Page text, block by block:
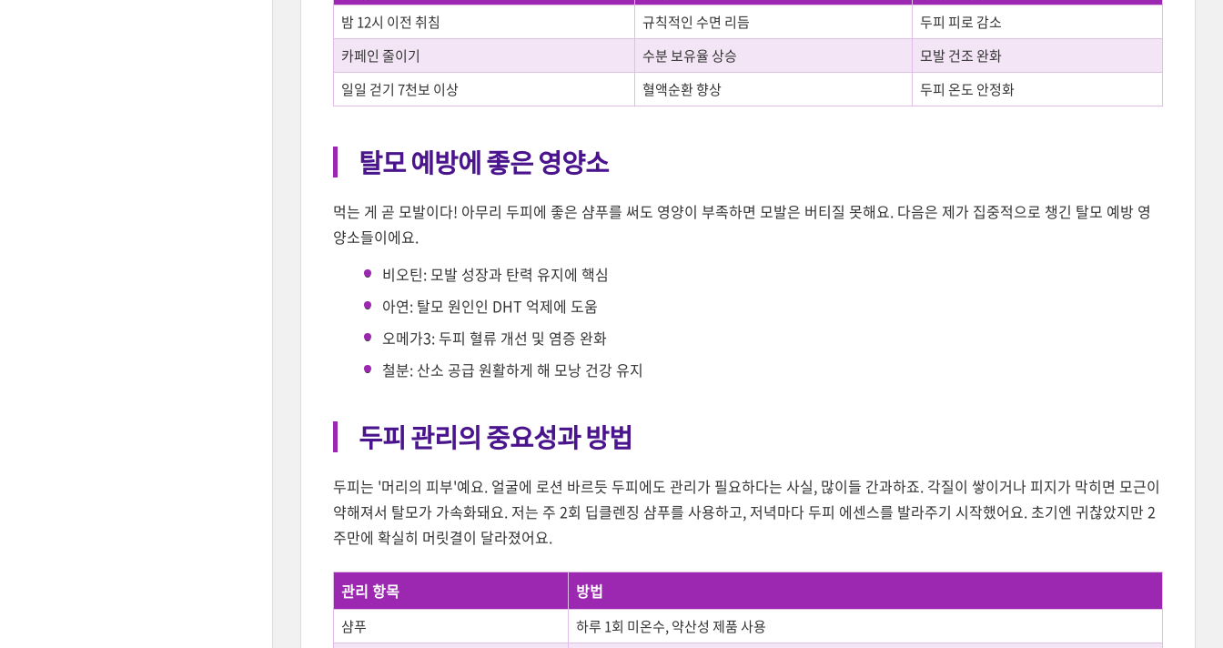
밤 12시 이전 취침 규칙적인 수면 리듬
두피 피로 감소
카페인 줄이기
수분 보유율 상승
모발 건조 완화
일일 걷기 7천보 이상
혈액순환 향상 두피 온도 안정화
탈모 예방에 좋은 영양소
먹는 게 곧 모발이다! 아무리 두피에 좋은 샴푸를 써도 영양이 부족하면 모발은 버티질 못해요. 다음은 제가 집중적으로 챙긴 탈모 예방 영
양소들이에요.
비오틴: 모발 성장과 탄력 유지에 핵심
아연: 탈모 원인인 DHT 억제에 도움
오메가3: 두피 혈류 개선 및 염증 완화
철분: 산소 공급 원활하게 해 모낭 건강 유지
두피 관리의 중요성과 방법
두피는 '머리의 피부'예요. 얼굴에 로션 바르듯 두피에도 관리가 필요하다는 사실, 많이들 간과하죠. 각질이 쌓이거나 피지가 막히면 모근이
약해져서 탈모가 가속화돼요. 저는 주 2회 딥클렌징 샴푸를 사용하고, 저녁마다 두피 에센스를 발라주기 시작했어요. 초기엔 귀찮았지만 2
주만에 확실히 머릿결이 달라졌어요.
관리 항목 방법
샴푸
하루 1회 미온수, 약산성 제품 사용